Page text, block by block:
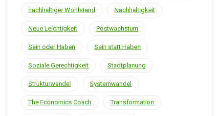
nachhaltiger Wohlstand Nachhaltigkeit
Neue Leichtigkeit Postwachstum
Sein oder Haben Sein statt Haben
Soziale Gerechtigkeit Stadtplanung
Strukturwandel Systemwandel
The Economics Coach Transformation